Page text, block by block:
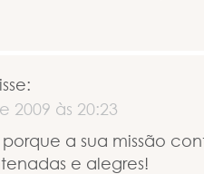
2009 às 20:23
a sua missão
e alegres!